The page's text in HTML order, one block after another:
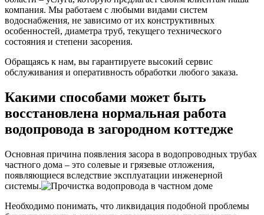
компания. Мы работаем с любыми видами систем
водоснабжения, не зависимо от их конструктивных
особенностей, диаметра труб, текущего технического
состояния и степени засорения.
Обращаясь к нам, вы гарантируете высокий сервис
обслуживания и оперативность обработки любого заказа.
Какими способами может быть
восстановлена нормальная работа
водопровода в загородном коттедже
Основная причина появления засора в водопроводных трубах
частного дома – это солевые и грязевые отложения,
появляющиеся вследствие эксплуатации инженерной
системы.
Необходимо понимать, что ликвидация подобной проблемы